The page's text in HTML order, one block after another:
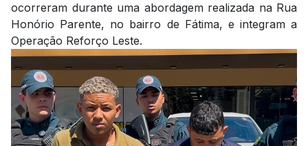
ocorreram durante uma abordagem realizada na Rua
Honório Parente, no bairro de Fátima, e integram a
Operação Reforço Leste.